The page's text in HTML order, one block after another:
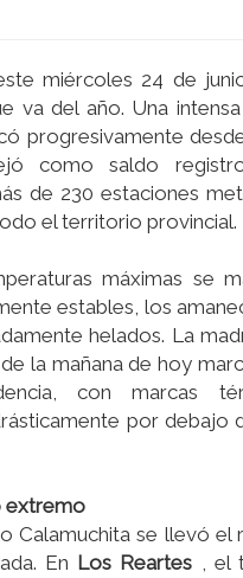
miércoles 24 de
va del año. Una
progresivamente
como saldo
de 230 estaciones
el territorio provincial.
máximas se
estables, los
helados. La
la mañana de hoy
con marcas
por debajo
extremo
Calamuchita se llevó el
En Los Reartes , el